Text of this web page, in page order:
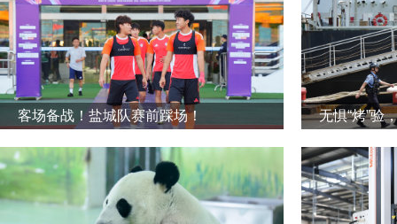
客场备战！盐城队赛前踩场！ 无惧“烤”验